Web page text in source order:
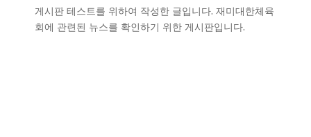
게시판 테스트를 위하여 작성한 글입니다. 재미대한체육
회에 관련된 뉴스를 확인하기 위한 게시판입니다.